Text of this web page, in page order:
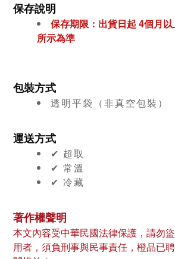
保存說明
保存期限：出貨日起 4個月
所示為準
包裝方式
透明平袋（非真空包裝）
運送方式
✔︎ 超取
✔︎ 常溫
✔︎ 冷藏
著作權聲明
本文內容受中華民國法律保護，請勿
用者，須負刑事與民事責任，橙品已